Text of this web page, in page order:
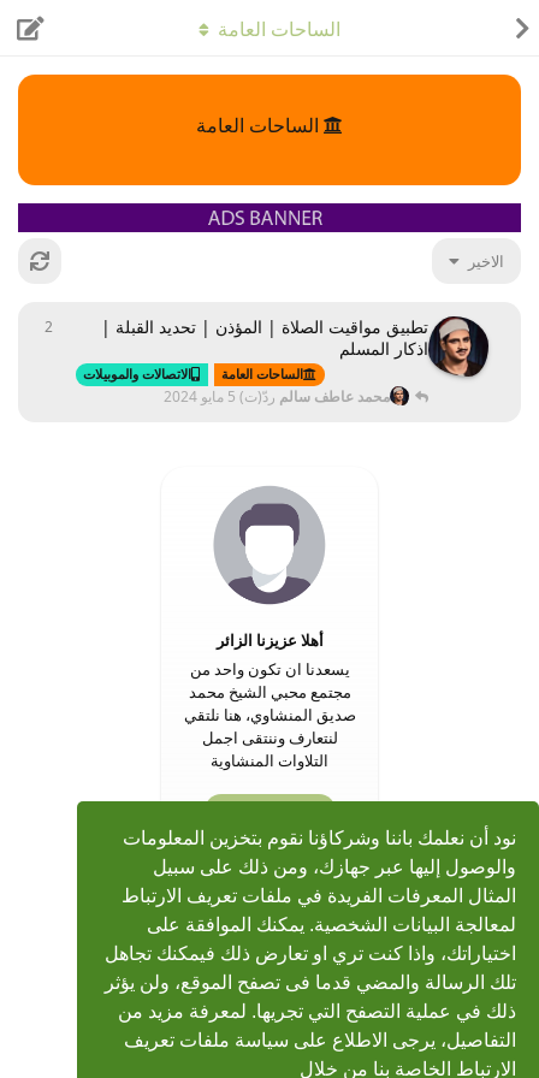
نود أن نعلمك باننا وشركاؤنا نقوم بتخزين المعلومات
والوصول إليها عبر جهازك، ومن ذلك على سبيل
المثال المعرفات الفريدة في ملفات تعريف الارتباط
لمعالجة البيانات الشخصية. يمكنك الموافقة على
اختياراتك، واذا كنت تري او تعارض ذلك فيمكنك تجاهل
تلك الرسالة والمضي قدما فى تصفح الموقع، ولن يؤثر
ذلك في عملية التصفح التي تجريها. لمعرفة مزيد من
التفاصيل، يرجى الاطلاع على سياسة ملفات تعريف
الارتباط الخاصة بنا من خلال
الساحات العامة
الساحات العامة
الاخير
تطبيق مواقيت الصلاة | المؤذن | تحديد القبلة |
اذكار المسلم
الساحات العامة الاتصالات والموبيلات
محمد عاطف سالم ردّ(ت) 5 مايو 2024
2
أهلا عزيزنا الزائر
يسعدنا ان تكون واحد من
مجتمع محبي الشيخ محمد
صديق المنشاوي، هنا نلتقي
لنتعارف وننتقى اجمل
التلاوات المنشاوية